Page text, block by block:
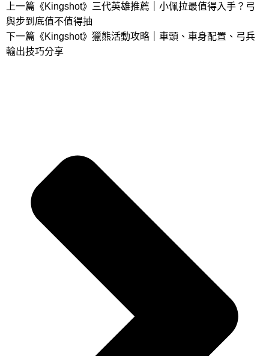
上一篇 《Kingshot》三代英雄推薦｜小佩拉最值得入手？弓
與步到底值不值得抽
下一篇 《Kingshot》獵熊活動攻略｜車頭、車身配置、弓兵
輸出技巧分享